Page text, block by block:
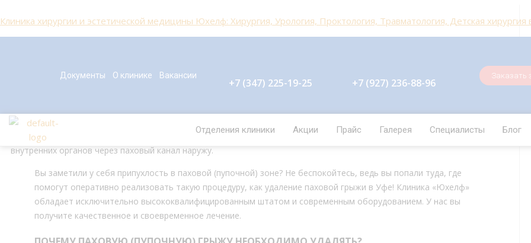
к
содержимому
Клиника хирургии и эстетической медицины Юхелф: Хирургия, Урология, Проктология, Травматология, Детская
Документы О клинике Вакансии
+7 (347) 225-19-25 +7 (927) 236-88-96
Заказать
Отделения клиники Акции Прайс Галерея Специалисты Блог
Паховая (пупочная) грыжа — это патологическое состояние, связанное с расширением пахового кольца и выходом
внутренних органов через паховый канал наружу.
Вы заметили у себя припухлость в паховой (пупочной) зоне? Не беспокойтесь, ведь вы попали туда, где
помогут оперативно реализовать такую процедуру, как удаление паховой грыжи в Уфе! Клиника «Юхелф»
обладает исключительно высококвалифицированным штатом и современным оборудованием. У нас вы
получите качественное и своевременное лечение.
о
вверх